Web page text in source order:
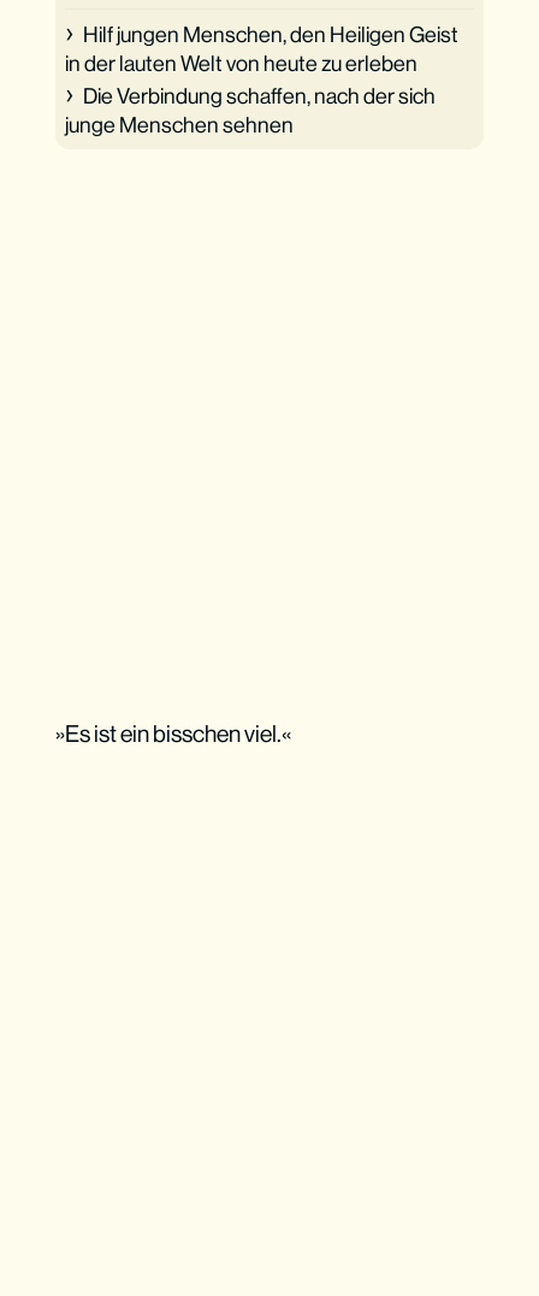
Hilf jungen Menschen, den Heiligen Geist
in der lauten Welt von heute zu erleben
Die Verbindung schaffen, nach der sich
junge Menschen sehnen
»Es ist ein bisschen viel.«